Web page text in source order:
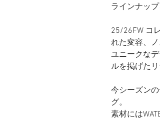
ラインナップ
25/26FW コ
れた変容、
ユニークな
ルを掲げた
今シーズン
グ。
素材には